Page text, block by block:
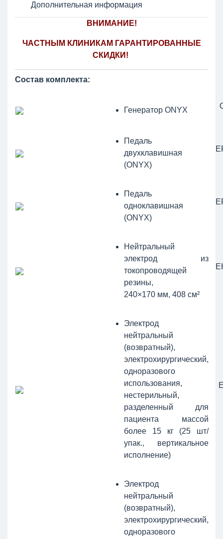
Дополнительная информация
ВНИМАНИЕ!
ЧАСТНЫМ КЛИНИКАМ ГАРАНТИРОВАННЫЕ
СКИДКИ!
Состав комплекта:
Генератор ONYX
Педаль
двухклавишная
(ONYX)
Педаль
одноклавишная
(ONYX)
Нейтральный
электрод из
токопроводящей
резины,
240×170 мм, 408 см²
Электрод
нейтральный
(возвратный),
электрохирургический,
одноразового
использования,
нестерильный,
разделенный для
пациента массой
более 15 кг (25 шт/
упак., вертикальное
исполнение)
Электрод
нейтральный
(возвратный),
электрохирургический,
одноразового